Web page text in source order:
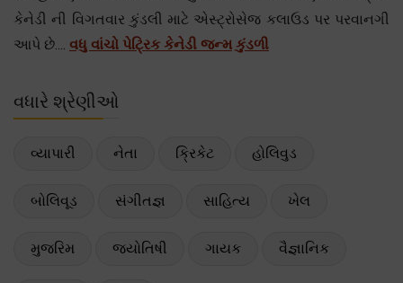
કેનેડી ની વિગતવાર કુંડલી માટે એસ્ટ્રોસેજ કલાઉડ પર પરવાનગી
આપે છે.... વધુ વાંચો પેટ્રિક કેનેડી જન્મ કુંડળી
વધારે શ્રેણીઓ
વ્યાપારી નેતા ક્રિકેટ હોલિવુડ
બોલિવૂડ સંગીતજ્ઞ સાહિત્ય ખેલ
મુજરિમ જ્યોતિષી ગાયક વૈજ્ઞાનિક